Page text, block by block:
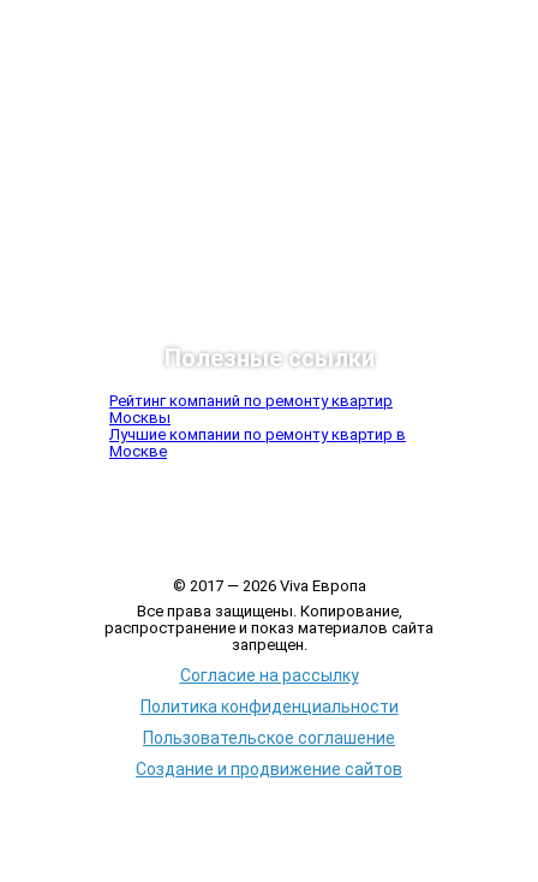
Полезные ссылки
Рейтинг компаний по ремонту квартир
Москвы
Лучшие компании по ремонту квартир в
Москве
© 2017 — 2026 Viva Европа
Все права защищены. Копирование,
распространение и показ материалов сайта
запрещен.
Согласие на рассылку
Политика конфиденциальности
Пользовательское соглашение
Создание и продвижение сайтов